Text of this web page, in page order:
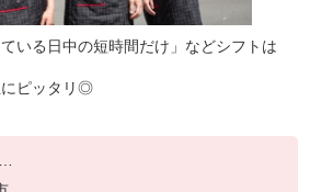
ている日中の短時間だけ」などシフトは
にピッタリ◎
：時給1475円